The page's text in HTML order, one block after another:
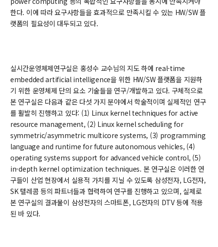
대학원
교과과정
교과목이수규정
연합전공 지능형 통신
협동과정 인공지능
해동학술정보
소개
공지사항
보유도서
커뮤니티
입시
한다. 이에 따라 요구사항들을 효과적으로 만족시킬 수 있는 HW/SW 플
랫폼의 필요성이 대두되고 있다.
실시간운영체제연구실은 홍성수 교수님의 지도 하에 real-time
embedded artificial intelligence을 위한 HW/SW 플랫폼을 지원하
기 위한 운영체제 단의 요소 기술들을 연구/개발하고 있다. 구체적으로
본 연구실은 다음과 같은 다섯 가지 분야에서 학술적이며 실제적인 연구
를 활발히 진행하고 있다: (1) Linux kernel techniques for active
resource management, (2) Linux kernel scheduling for
symmetric/asymmetric multicore systems, (3) programming
language and runtime for future autonomous vehicles, (4)
operating systems support for advanced vehicle control, (5)
in-depth kernel optimization techniques. 본 연구실은 이러한 연
구들이 산업 현장에서 실용적 가치를 지닐 수 있도록 삼성전자, LG전자,
SK 텔레콤 등의 파트너들과 협력하여 연구를 진행하고 있으며, 실제로
본 연구실의 결과물이 삼성전자의 스마트폰, LG전자의 DTV 등에 적용
된 바 있다.